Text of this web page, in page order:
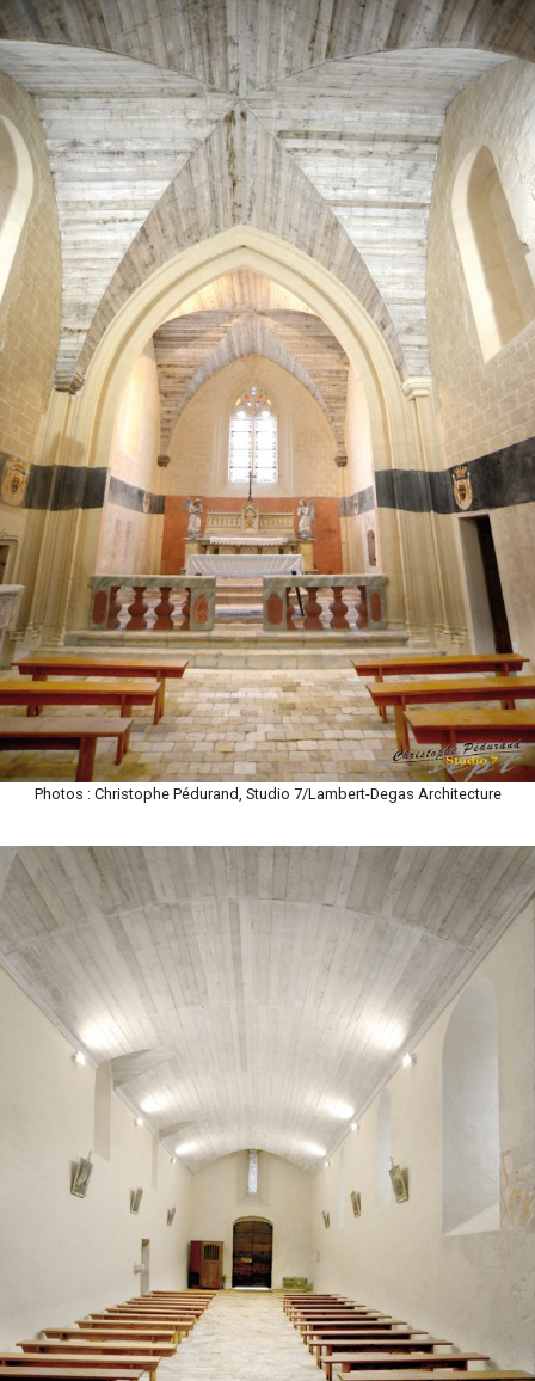
Photos : Christophe Pédurand, Studio 7/Lambert-Degas Architecture